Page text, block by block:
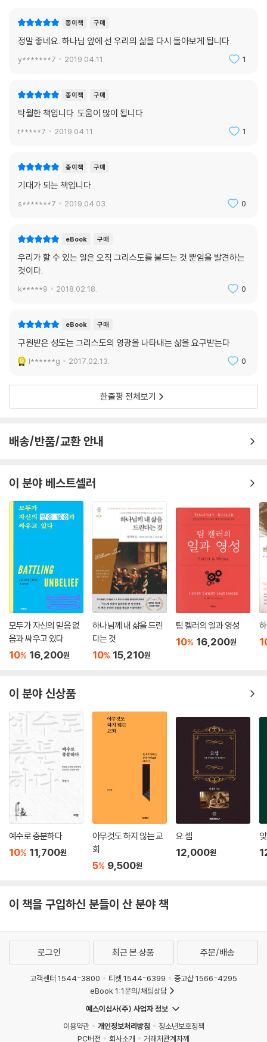
나님의 뜻을 따라 비록 더딜지라도 날마다 성장하자.
이 책이 그러한 결심과 실천에 커다란 길잡이가 될 것이다. 또한 신앙과 삶
것이라 확신한다.
“찬송하리로다 하나님 곧 우리 주 예수 그리스도의 아버지께서 그리스도
안에서 하늘에 속한 모든 신령한 복을 우리에게 주시되 곧 창세 전에 그리
게 하시려고”(엡 1:3-4).
[도서 관련 동영상]
http://vimeo.com/46292533
http://www.youtube.com/watch?v=VrYPPqsgkvI
종이책 구매
정말 좋네요. 하나님 앞에 선 우리의 삶을 다시 돌아보게 됩니다.
y*******7 2019.04.11. 1
종이책 구매
탁월한 책입니다. 도움이 많이 됩니다.
t*****7 2019.04.11. 1
종이책 구매
기대가 되는 책입니다.
s*******7 2019.04.03. 0
eBook 구매
우리가 할 수 있는 일은 오직 그리스도를 붙드는 것 뿐임을 발견하는
것이다.
k*****9 2018.02.18. 0
eBook 구매
구원받은 성도는 그리스도의 영광을 나타내는 삶을 요구받는다
l******g 2017.02.13. 0
한줄평 전체보기
배송/반품/교환 안내
이 분야 베스트셀러
모두가 자신의 믿음 없
음과 싸우고 있다
10% 16,200원
하나님께 내 삶을 드린
다는 것
10% 15,210원
팀 켈러의 일과 영성
10% 16,200원
이 분야 신상품
예수로 충분하다
10% 11,700원
아무것도 하지 않는 교
회
5% 9,500원
요 셉
12,000원
이 책을 구입하신 분들이 산 분야 책
로그인 최근 본 상품 주문/배송
고객센터 1544-3800 티켓 1544-6399
중고샵 1566-4295
eBook 1:1문의/채팅상담
예스이십사(주) 사업자 정보
이용약관
개인정보처리방침
청소년보호정책
PC버전
회사소개 거래처관계자께